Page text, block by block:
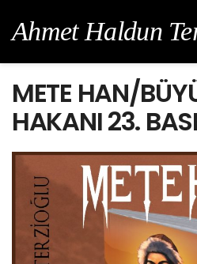
Ahmet Haldun
METE HAN/
HAKANI 23.